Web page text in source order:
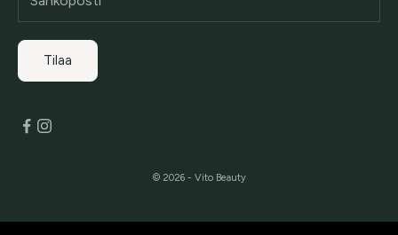
Tilaa
© 2026 - Vito Beauty